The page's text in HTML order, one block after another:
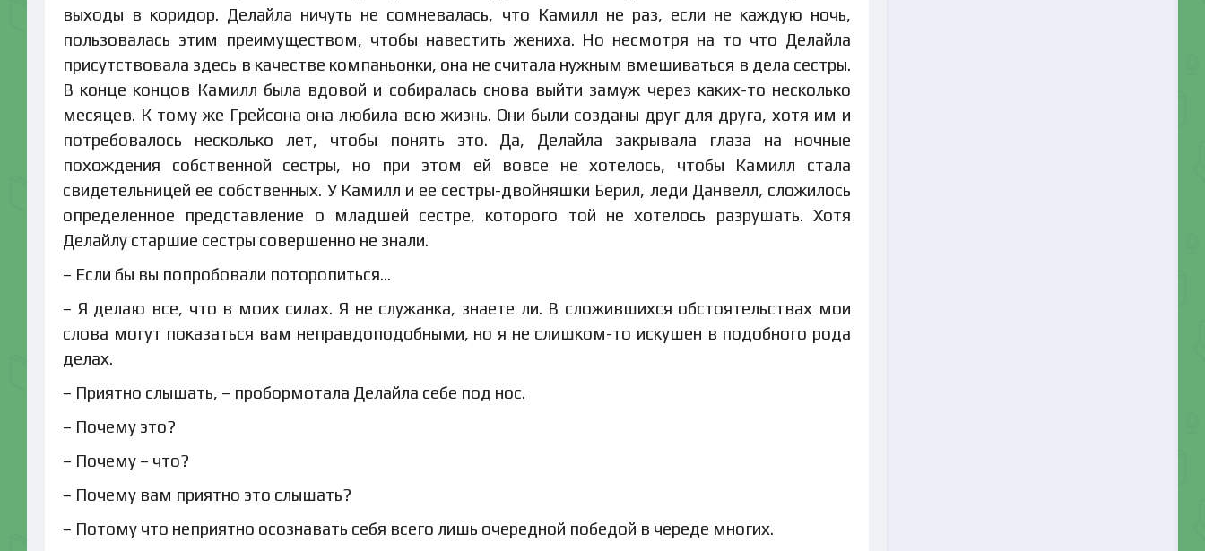
выходы в коридор. Делайла ничуть не сомневалась, что Камилл не раз, если не каждую ночь,
пользовалась этим преимуществом, чтобы навестить жениха. Но несмотря на то что Делайла
присутствовала здесь в качестве компаньонки, она не считала нужным вмешиваться в дела сестры.
В конце концов Камилл была вдовой и собиралась снова выйти замуж через каких-то несколько
месяцев. К тому же Грейсона она любила всю жизнь. Они были созданы друг для друга, хотя им и
потребовалось несколько лет, чтобы понять это. Да, Делайла закрывала глаза на ночные
похождения собственной сестры, но при этом ей вовсе не хотелось, чтобы Камилл стала
свидетельницей ее собственных. У Камилл и ее сестры-двойняшки Берил, леди Данвелл, сложилось
определенное представление о младшей сестре, которого той не хотелось разрушать. Хотя
Делайлу старшие сестры совершенно не знали.
– Если бы вы попробовали поторопиться…
– Я делаю все, что в моих силах. Я не служанка, знаете ли. В сложившихся обстоятельствах мои
слова могут показаться вам неправдоподобными, но я не слишком-то искушен в подобного рода
делах.
– Приятно слышать, – пробормотала Делайла себе под нос.
– Почему это?
– Почему – что?
– Почему вам приятно это слышать?
– Потому что неприятно осознавать себя всего лишь очередной победой в череде многих.